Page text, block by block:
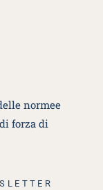
normee
forza di